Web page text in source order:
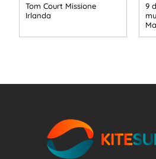
Tom Court Missione
Irlanda
9